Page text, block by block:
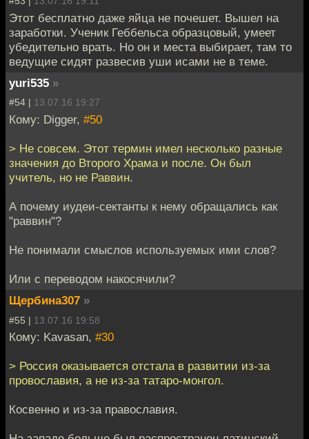
Этот бесплатно даже яйца не почешет. Вышел на
заработки. Ученик Геббельса образцовый, умеет
убедительно врать. Но он и места выбирает, там то
ведущие сидят развесив уши исами не в теме.
yuri535 »
#54 | 13.07.16 19:27
Кому: Digger, #50
> Не совсем. Этот термин имел несколько разные
значения до Второго Храма и после. Он был
учитель, но не Раввин.
А почему иудеи-сектанты к нему обращались как
"раввин"?
Не понимали смыслов используемых ими слов?
Или с переводом накосячили?
Щербина307 »
#55 | 13.07.16 19:58
Кому: Kavasan, #30
> Россия оказывается отстала в развитии из-за
провославия, а не из-за татаро-монгол.
Косвенно и из-за православия.